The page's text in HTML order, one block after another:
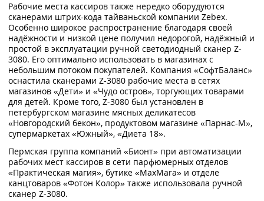
Рабочие места кассиров также нередко оборудуются
сканерами штрих-кода тайваньской компании Zebex.
Особенно широкое распространение благодаря своей
надёжности и низкой цене получил недорогой, надёжный и
простой в эксплуатации ручной светодиодный сканер Z-
3080. Его оптимально использовать в магазинах с
небольшим потоком покупателей. Компания «СофтБаланс»
оснастила сканерами Z-3080 рабочие места в сетях
магазинов «Дети» и «Чудо остров», торгующих товарами
для детей. Кроме того, Z-3080 был установлен в
петербургском магазине мясных деликатесов
«Новгородский бекон», продуктовом магазине «Парнас-М»,
супермаркетах «Южный», «Диета 18».
Пермская группа компаний «Бионт» при автоматизации
рабочих мест кассиров в сети парфюмерных отделов
«Практическая магия», бутике «MaxMara» и отделе
канцтоваров «Фотон Колор» также использовала ручной
сканер Z-3080.